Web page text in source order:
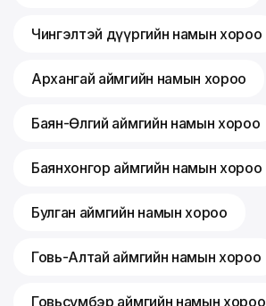
Чингэлтэй дүүргийн намын хороо
Архангай аймгийн намын хороо
Баян-Өлгий аймгийн намын хороо
Баянхонгор аймгийн намын хороо
Булган аймгийн намын хороо
Говь-Алтай аймгийн намын хороо
Говьсүмбэр аймгийн намын хороо